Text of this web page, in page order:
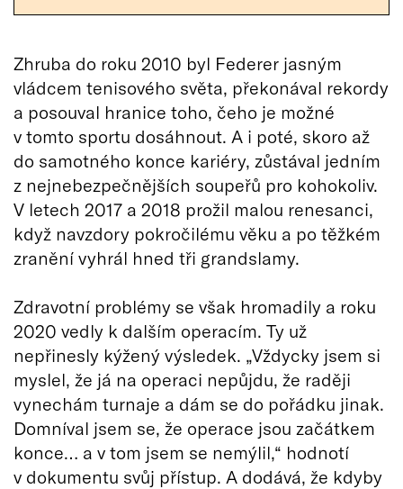
Zhruba do roku 2010 byl Federer jasným
vládcem tenisového světa, překonával rekordy
a posouval hranice toho, čeho je možné
v tomto sportu dosáhnout. A i poté, skoro až
do samotného konce kariéry, zůstával jedním
z nejnebezpečnějších soupeřů pro kohokoliv.
V letech 2017 a 2018 prožil malou renesanci,
když navzdory pokročilému věku a po těžkém
zranění vyhrál hned tři grandslamy.
Zdravotní problémy se však hromadily a roku
2020 vedly k dalším operacím. Ty už
nepřinesly kýžený výsledek. „Vždycky jsem si
myslel, že já na operaci nepůjdu, že raději
vynechám turnaje a dám se do pořádku jinak.
Domníval jsem se, že operace jsou začátkem
konce… a v tom jsem se nemýlil,“ hodnotí
v dokumentu svůj přístup. A dodává, že kdyby